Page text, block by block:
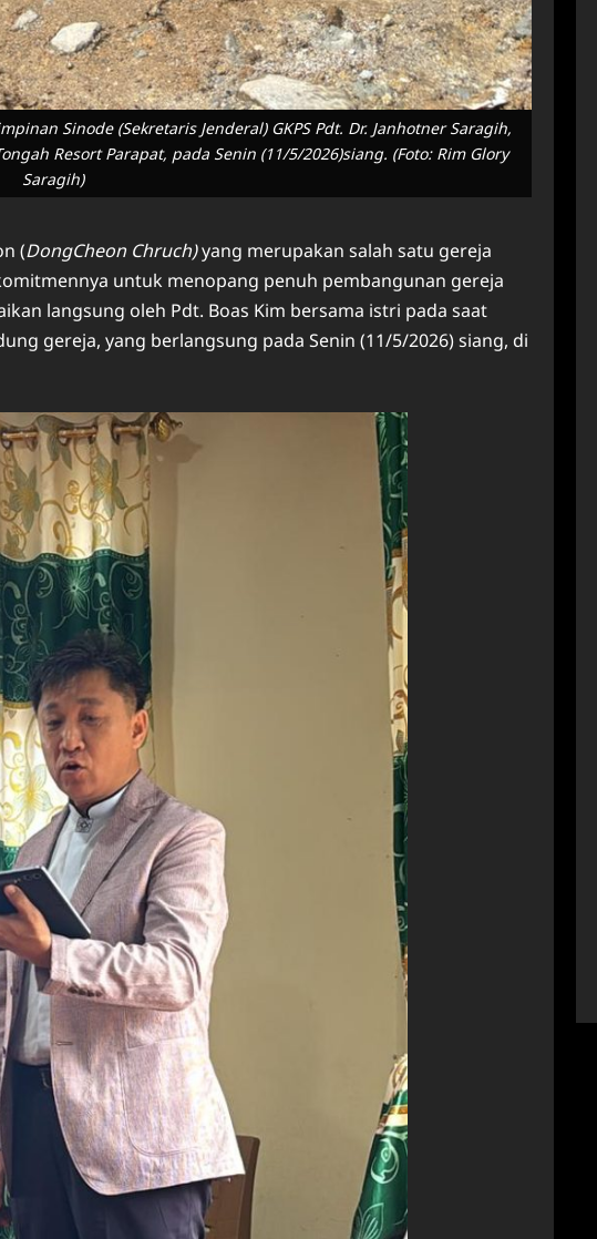
Sinode (Sekretaris Jenderal) GKPS Pdt. Dr. Janhotner Saragih,
Resort Parapat, pada Senin (11/5/2026)siang. (Foto: Rim Glory
Saragih)
(DongCheon Chruch)yang merupakan salah satu gereja
untuk menopang penuh pembangunan gereja
langsung oleh Pdt. Boas Kim bersama istri pada saat
gereja, yang berlangsung pada Senin (11/5/2026) siang, di